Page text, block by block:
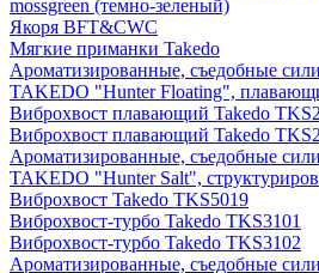
mossgreen (темно-зеленый)
Якоря BFT&CWC
Мягкие приманки Takedo
Ароматизированные, съедобные
TAKEDO "Hunter Floating",
Виброхвост плавающий Takedo
Виброхвост плавающий Takedo
Ароматизированные, съедобные
TAKEDO "Hunter Salt",
Виброхвост Takedo TKS5019
Виброхвост-турбо Takedo TKS3101
Виброхвост-турбо Takedo TKS3102
Ароматизированные, съедобные